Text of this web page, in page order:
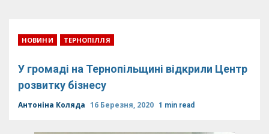
НОВИНИ ТЕРНОПІЛЛЯ
У громаді на Тернопільщині відкрили Центр
розвитку бізнесу
Антоніна Коляда 16 Березня, 2020 1 min read